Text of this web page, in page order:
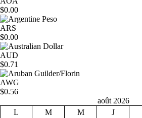
$0.00
ARS
$0.00
AUD
$0.71
AWG
$0.56
août 2026
L
M M J